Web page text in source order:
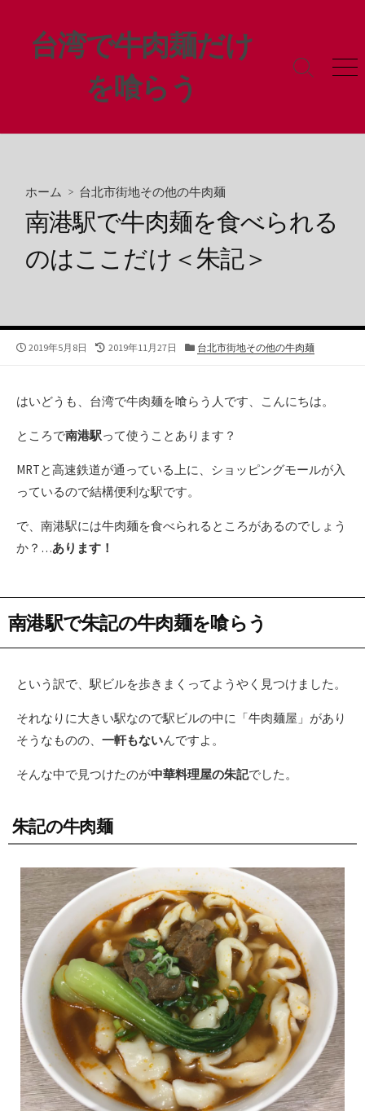
ス
台湾で牛肉麺だけ
を喰らう
検
ル
メ
ホーム > 台北市街地その他の牛肉麺
南港駅で牛肉麺を食べられる
のはここだけ＜朱記＞
公
2019年5月8日
最
新
日
2019年11月27日
カ
リ
ー
台北市街地その他の牛肉麺
はいどうも、台湾で牛肉麺を喰らう人です、こんにちは。
ところで南港駅って使うことあります？
MRTと高速鉄道が通っている上に、ショッピングモールが入
っているので結構便利な駅です。
で、南港駅には牛肉麺を食べられるところがあるのでしょう
か？…あります！
南港駅で朱記の牛肉麺を喰らう
という訳で、駅ビルを歩きまくってようやく見つけました。
それなりに大きい駅なので駅ビルの中に「牛肉麺屋」があり
そうなものの、 一軒もないんですよ。
そんな中で見つけたのが中華料理屋の朱記でした。
朱記の牛肉麺